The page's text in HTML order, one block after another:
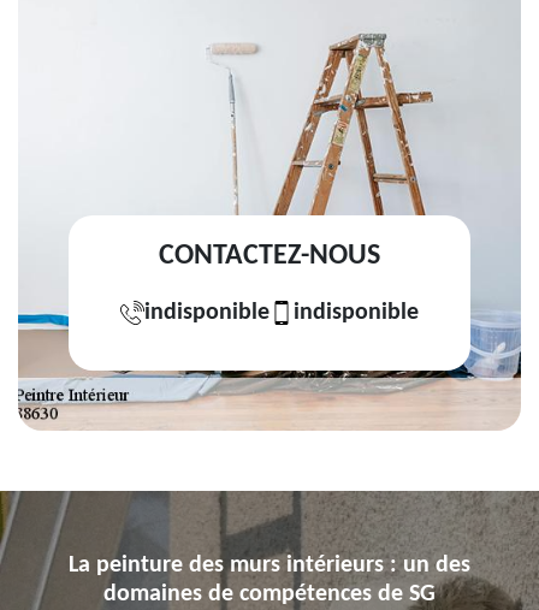
CONTACTEZ-NOUS
indisponible indisponible
La peinture des murs intérieurs : un des
domaines de compétences de SG